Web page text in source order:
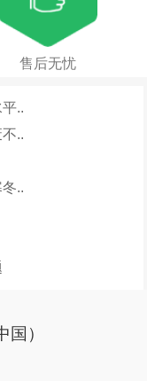
售后无忧
..
..
..
）